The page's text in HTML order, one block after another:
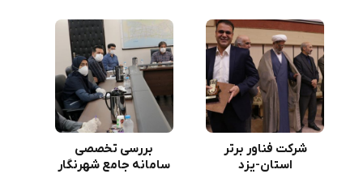
شرکت فناور برتر
استان-یزد
بررسی تخصصی
سامانه جامع شهرنگار